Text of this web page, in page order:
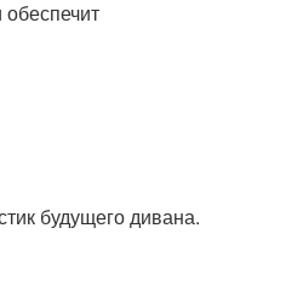
будущего дивана.